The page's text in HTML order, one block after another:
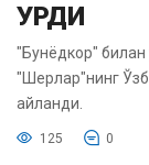
УРДИ
"Бунёдкор"
"Шерлар"нинг
айланди.
125 0